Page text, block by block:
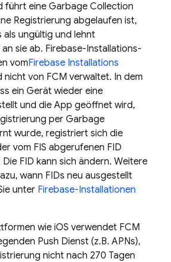
führt eine Garbage Collection
Registrierung abgelaufen ist,
als ungültig und lehnt
sie ab. Firebase-Installations-
vomFirebase Installations
nicht von FCM verwaltet. In dem
ein Gerät wieder eine
und die App geöffnet wird,
per Garbage
wurde, registriert sich die
vom FIS abgerufenen FID
Die FID kann sich ändern. Weitere
wann FIDs neu ausgestellt
unter Firebase-Installationen
wie iOS verwendet FCM
Push Dienst (z.B. APNs),
nicht nach 270 Tagen